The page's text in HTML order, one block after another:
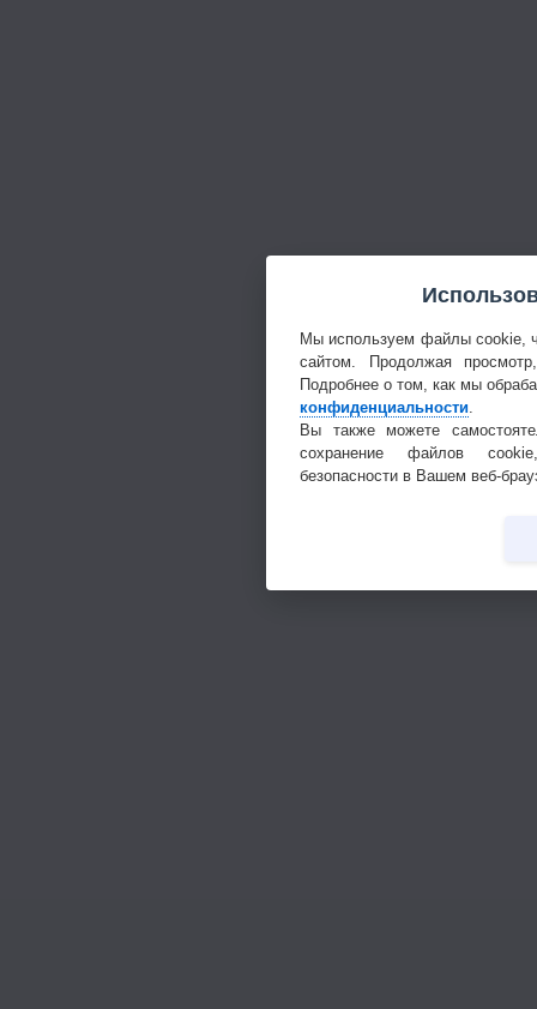
Мы используем файлы cookie,
сайтом. Продолжая
Подробнее о том, как мы
конфиденциальности
Вы также можете
сохранение файлов
безопасности в Вашем веб-